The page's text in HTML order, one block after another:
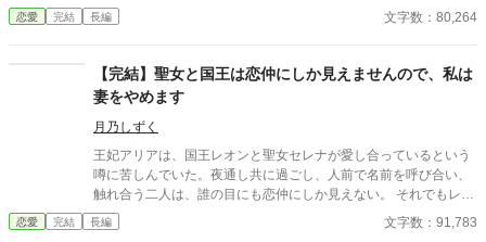
縁談だった侯爵家との婚約は、妹へ譲られることになる。 代わり
に与えられたのは、田舎と噂される辺境伯家への嫁入り。 けれ
は、エレナの価値を正しく見抜いていた。 これは、便利な娘とし
て扱われていた令嬢が、初めてあなたが必要だと言われるまでの
物語。
恋愛 完結 長編 文字数：80,264
【完結】聖女と国王は恋仲にしか見えませんので、私は
妻をやめます
月乃しずく
王妃アリアは、国王レオンと聖女セレナが愛し合っているという
噂に苦しんでいた。夜通し共に過ごし、人前で名前を呼び合い、
触れ合う二人は、誰の目にも恋仲にしか見えない。 それでもレオ
ンは「国を守るために必要なことだ」と妻の痛みに気づかず、セ
レナも王妃の席へ座り、妻のように振る舞い続ける。ついに礼拝
恋愛 完結 長編 文字数：91,783